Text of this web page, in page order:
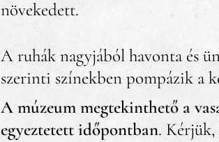
növekedett.
A ruhák nagyjából havonta és
szerinti színekben pompázik a
A múzeum megtekinthető a
egyeztetett időpontban. Kérjük,